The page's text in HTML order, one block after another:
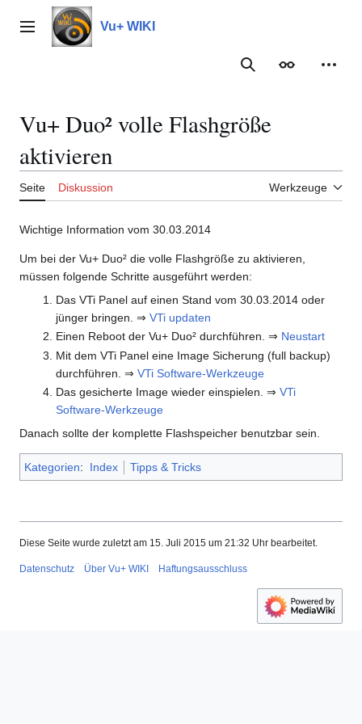
Inhalt
springenHauptmenü Vu+ WIKI
Suche
Vu+ Duo² volle Flashgröße
aktivieren
Seite Diskussion Werkzeuge
Wichtige Information vom 30.03.2014
Um bei der Vu+ Duo² die volle Flashgröße zu aktivieren,
müssen folgende Schritte ausgeführt werden:
Das VTi Panel auf einen Stand vom 30.03.2014 oder
jünger bringen. ⇒ VTi updaten
Einen Reboot der Vu+ Duo² durchführen. ⇒ Neustart
Mit dem VTi Panel eine Image Sicherung (full backup)
durchführen. ⇒ VTi Software-Werkzeuge
Das gesicherte Image wieder einspielen. ⇒ VTi
Software-Werkzeuge
Danach sollte der komplette Flashspeicher benutzbar sein.
Kategorien: Index Tipps & Tricks
Diese Seite wurde zuletzt am 15. Juli 2015 um 21:32 Uhr bearbeitet.
Datenschutz Über Vu+ WIKI Haftungsausschluss